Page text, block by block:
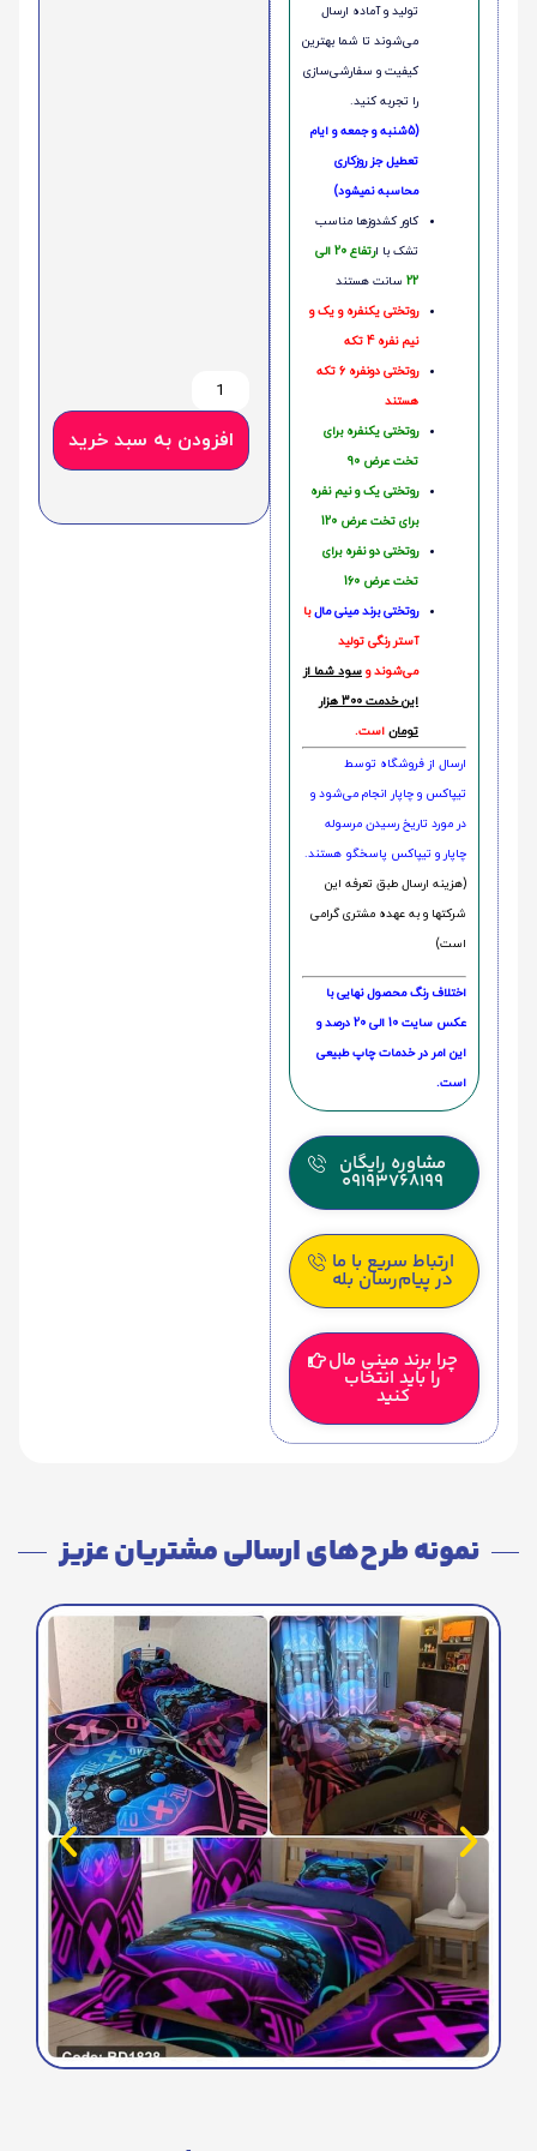
تولید و آماده ارسال
می‌شوند تا شما بهترین
کیفیت و سفارشی‌سازی
را تجربه کنید.
(5شنبه و جمعه و ایام
تعطیل جز روزکاری
محاسبه نمیشود)
کاور کشدوزها مناسب
تشک با ا
رتفاع 20 الی
22 سانت هستند
روتختی یکنفره و یک و
نیم نفره 4 تکه
روتختی دونفره 6 تکه
هستند
روتختی یکنفره برای
تخت عرض 90
روتختی یک و نیم نفره
برای تخت عرض 120
روتختی دو نفره برای
تخت عرض 160
روتختی‌ برند مینی مالبا
آستر رنگی تولید
می‌شوند و سود شما از
این خدمت 300 هزار
تومان است.
ارسال از فروشگاه توسط
تیپاکس و چاپار انجام می‌شود و
در مورد تاریخ رسیدن مرسوله
چاپار و تیپاکس پاسخگو هستند.
(هزینه ارسال طبق تعرفه این
شرکتها و به عهده مشتری گرامی
است)
اختلاف رنگ محصول نهایی با
عکس سایت 10 الی 20 درصد و
این امر در خدمات چاپ طبیعی
است.
مشاوره رایگان
09193768199
ارتباط سریع با ما
در پیام‌رسان بله
چرا برند مینی مال
را باید انتخاب
کنید
افزودن به سبد خرید
نمونه طرح‌های ارسالی مشتریان عزیز